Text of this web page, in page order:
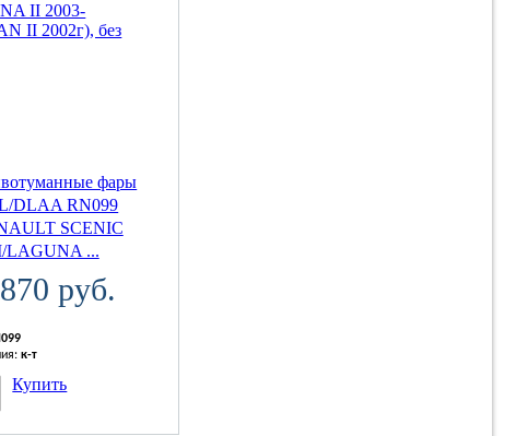
фары
DLAA RN099
SCENIC
LAGUNA ...
руб.
к-т
Купить